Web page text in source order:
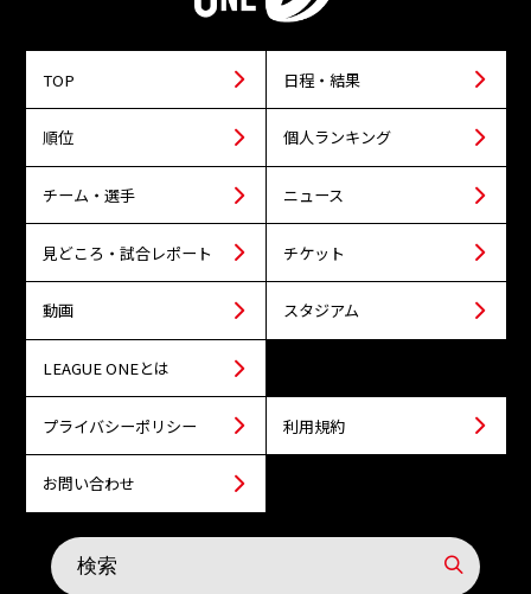
TOP 日程・結果
順位 個人ランキング
チーム・選手 ニュース
見どころ・試合レポート チケット
動画 スタジアム
LEAGUE ONEとは
プライバシーポリシー 利用規約
お問い合わせ